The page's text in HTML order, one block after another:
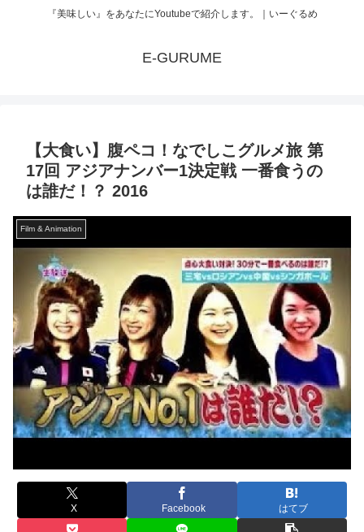
『美味しい』をあなたにYoutubeで紹介します。｜いーぐるめ
E-GURUME
【大食い】腹ペコ！なでしこグルメ旅 第
17回 アジアナンバー1決定戦 一番食うの
は誰だ！？ 2016
Film & Animation
X Facebook はてブ